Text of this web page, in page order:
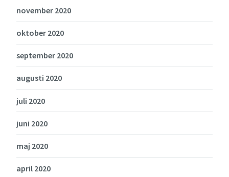
november 2020
oktober 2020
september 2020
augusti 2020
juli 2020
juni 2020
maj 2020
april 2020